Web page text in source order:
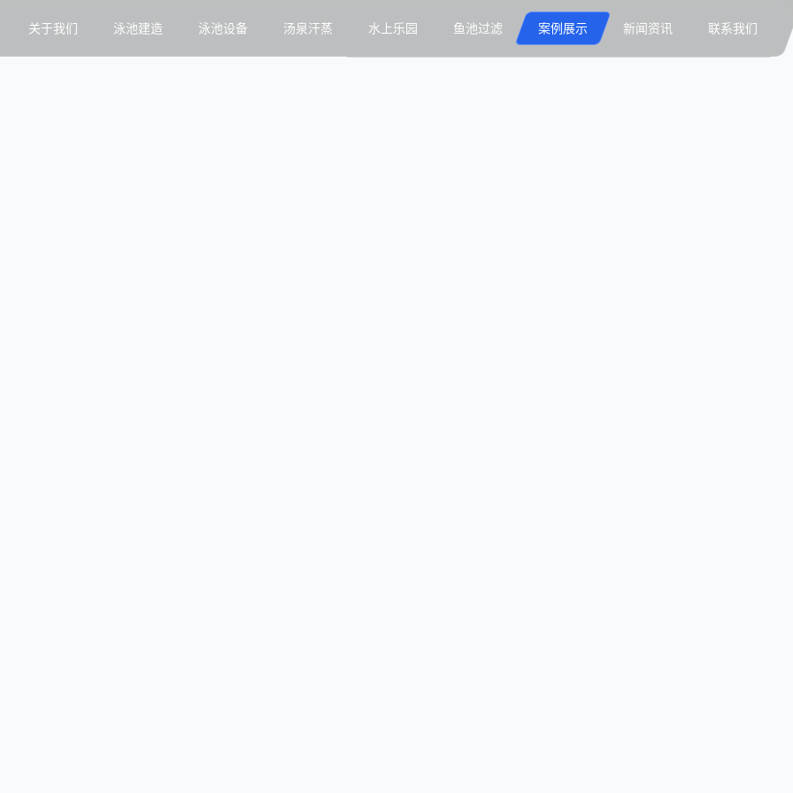
关于我们 泳池建造 泳池设备 汤泉汗蒸 水上乐园 鱼池过滤 案例展示 新闻资讯 联系我们